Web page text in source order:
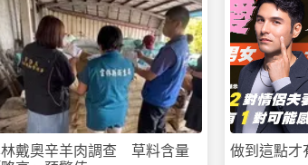
戴奧辛羊肉調查 草料含量
做到這點才